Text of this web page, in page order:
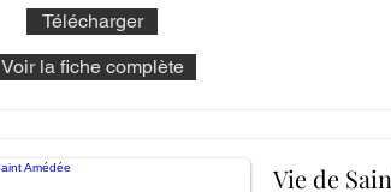
Télécharger
Voir la fiche complète
Vie de